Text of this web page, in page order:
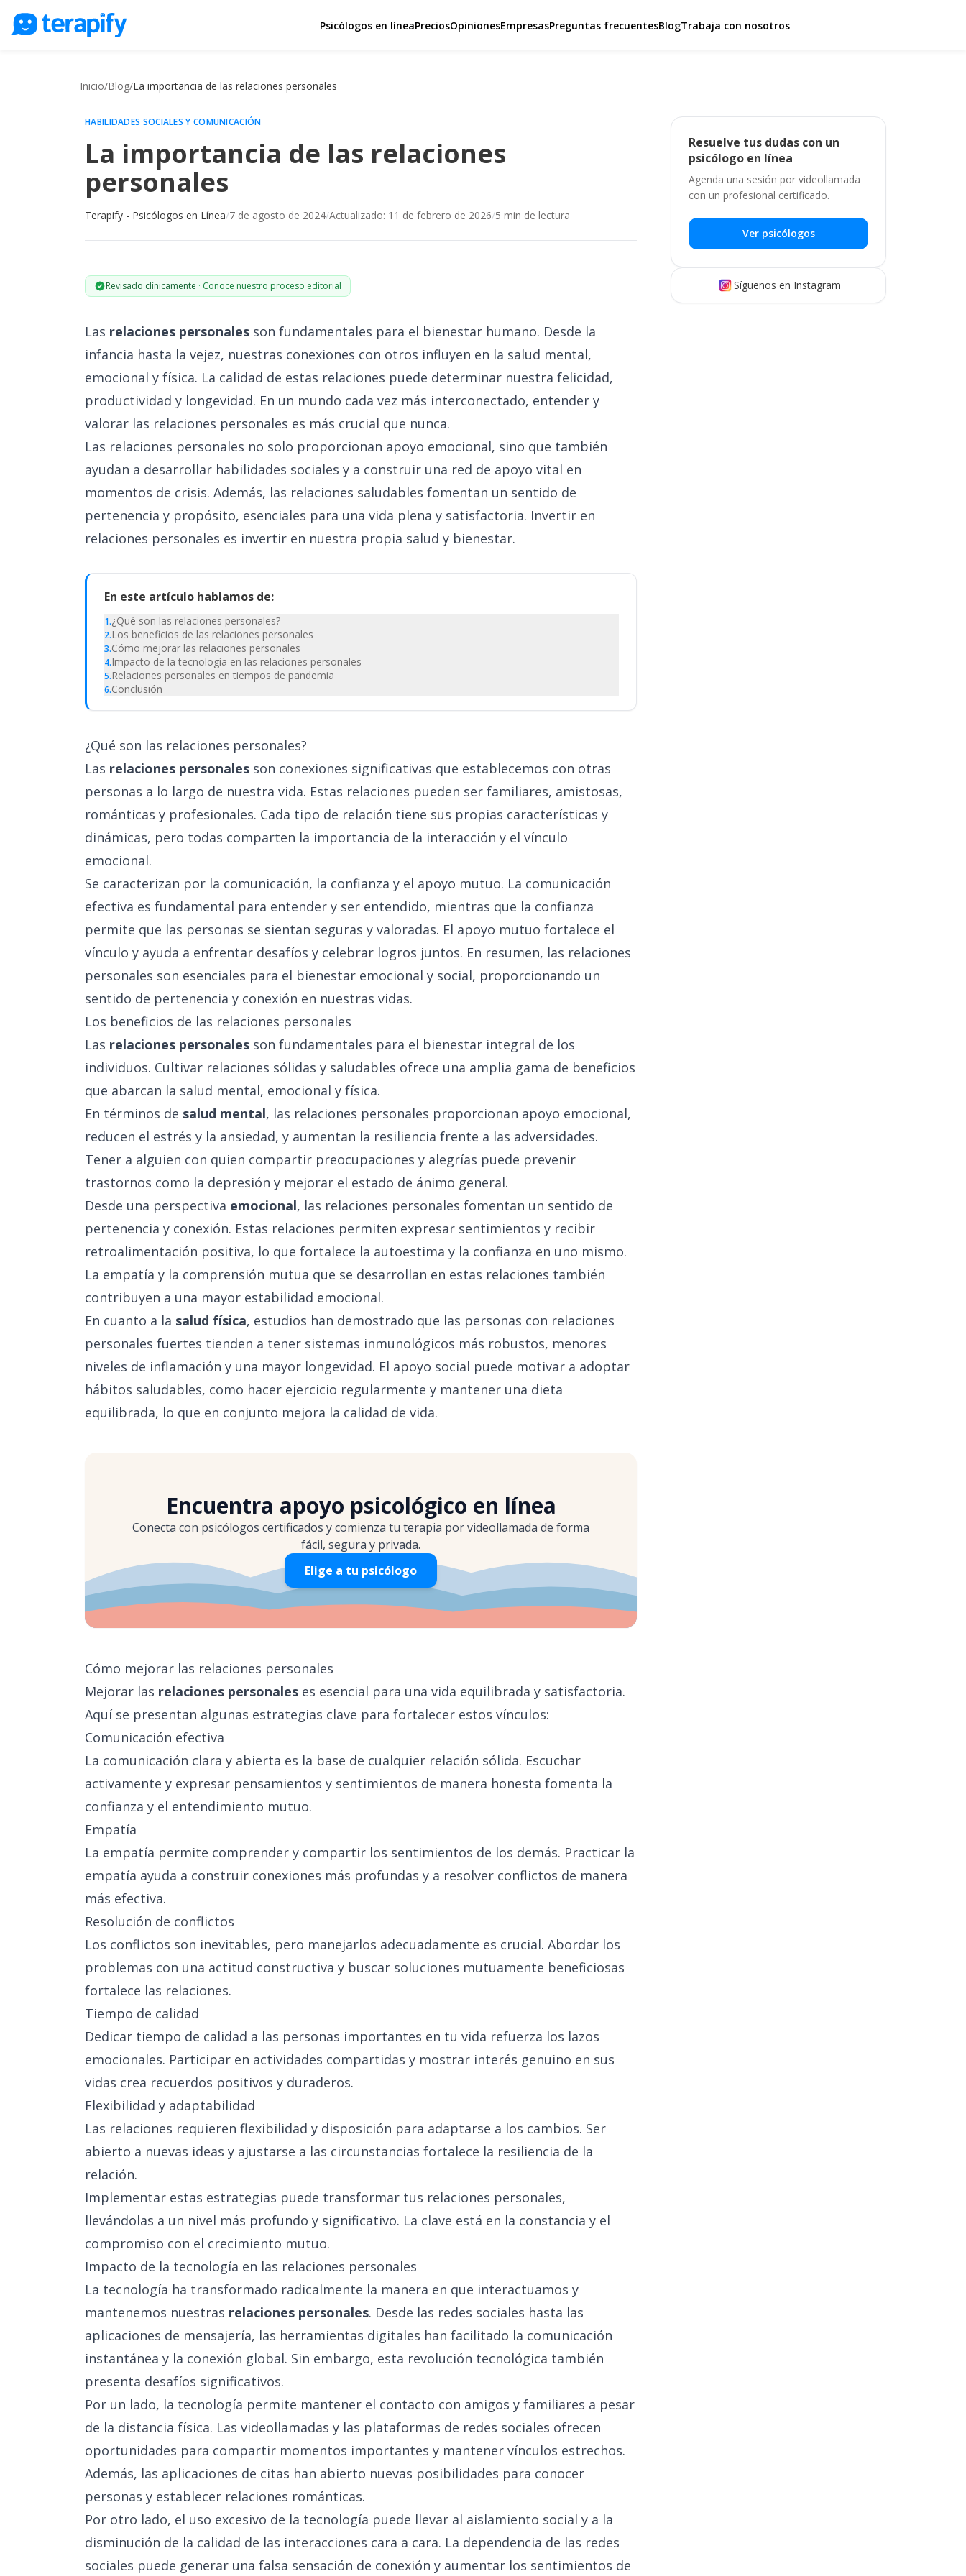
Psicólogos en líneaPreciosOpinionesEmpresasPreguntas frecuentesBlogTrabaja con nosotros
Preguntas frecuentes
Trabaja con nosotros
Inicio/Blog/La importancia de las relaciones personales
HABILIDADES SOCIALES Y COMUNICACIÓN
La importancia de las relaciones
personales
Terapify - Psicólogos en Línea/7 de agosto de 2024/Actualizado: 11 de febrero de 2026/5 min de lectura
Revisado clínicamente · Conoce nuestro proceso editorial
Las relaciones personales son fundamentales para el bienestar humano. Desde la
infancia hasta la vejez, nuestras conexiones con otros influyen en la salud mental,
emocional y física. La calidad de estas relaciones puede determinar nuestra felicidad,
productividad y longevidad. En un mundo cada vez más interconectado, entender y
valorar las relaciones personales es más crucial que nunca.
Las relaciones personales no solo proporcionan apoyo emocional, sino que también
ayudan a desarrollar habilidades sociales y a construir una red de apoyo vital en
momentos de crisis. Además, las relaciones saludables fomentan un sentido de
pertenencia y propósito, esenciales para una vida plena y satisfactoria. Invertir en
relaciones personales es invertir en nuestra propia salud y bienestar.
En este artículo hablamos de:
1.¿Qué son las relaciones personales?
2.Los beneficios de las relaciones personales
3.Cómo mejorar las relaciones personales
4.Impacto de la tecnología en las relaciones personales
5.Relaciones personales en tiempos de pandemia
6.Conclusión
¿Qué son las relaciones personales?
Las relaciones personales son conexiones significativas que establecemos con otras
personas a lo largo de nuestra vida. Estas relaciones pueden ser familiares, amistosas,
románticas y profesionales. Cada tipo de relación tiene sus propias características y
dinámicas, pero todas comparten la importancia de la interacción y el vínculo
emocional.
Se caracterizan por la comunicación, la confianza y el apoyo mutuo. La comunicación
efectiva es fundamental para entender y ser entendido, mientras que la confianza
permite que las personas se sientan seguras y valoradas. El apoyo mutuo fortalece el
vínculo y ayuda a enfrentar desafíos y celebrar logros juntos. En resumen, las relaciones
personales son esenciales para el bienestar emocional y social, proporcionando un
sentido de pertenencia y conexión en nuestras vidas.
Los beneficios de las relaciones personales
Las relaciones personales son fundamentales para el bienestar integral de los
individuos. Cultivar relaciones sólidas y saludables ofrece una amplia gama de beneficios
que abarcan la salud mental, emocional y física.
En términos de salud mental, las relaciones personales proporcionan apoyo emocional,
reducen el estrés y la ansiedad, y aumentan la resiliencia frente a las adversidades.
Tener a alguien con quien compartir preocupaciones y alegrías puede prevenir
trastornos como la depresión y mejorar el estado de ánimo general.
Desde una perspectiva emocional, las relaciones personales fomentan un sentido de
pertenencia y conexión. Estas relaciones permiten expresar sentimientos y recibir
retroalimentación positiva, lo que fortalece la autoestima y la confianza en uno mismo.
La empatía y la comprensión mutua que se desarrollan en estas relaciones también
contribuyen a una mayor estabilidad emocional.
En cuanto a la salud física, estudios han demostrado que las personas con relaciones
personales fuertes tienden a tener sistemas inmunológicos más robustos, menores
niveles de inflamación y una mayor longevidad. El apoyo social puede motivar a adoptar
hábitos saludables, como hacer ejercicio regularmente y mantener una dieta
equilibrada, lo que en conjunto mejora la calidad de vida.
Encuentra apoyo psicológico en línea
Conecta con psicólogos certificados y comienza tu terapia por videollamada de forma
fácil, segura y privada.
Elige a tu psicólogo
Cómo mejorar las relaciones personales
Mejorar las relaciones personales es esencial para una vida equilibrada y satisfactoria.
Aquí se presentan algunas estrategias clave para fortalecer estos vínculos:
Comunicación efectiva
La comunicación clara y abierta es la base de cualquier relación sólida. Escuchar
activamente y expresar pensamientos y sentimientos de manera honesta fomenta la
confianza y el entendimiento mutuo.
Empatía
La empatía permite comprender y compartir los sentimientos de los demás. Practicar la
empatía ayuda a construir conexiones más profundas y a resolver conflictos de manera
más efectiva.
Resolución de conflictos
Los conflictos son inevitables, pero manejarlos adecuadamente es crucial. Abordar los
problemas con una actitud constructiva y buscar soluciones mutuamente beneficiosas
fortalece las relaciones.
Tiempo de calidad
Dedicar tiempo de calidad a las personas importantes en tu vida refuerza los lazos
emocionales. Participar en actividades compartidas y mostrar interés genuino en sus
vidas crea recuerdos positivos y duraderos.
Flexibilidad y adaptabilidad
Las relaciones requieren flexibilidad y disposición para adaptarse a los cambios. Ser
abierto a nuevas ideas y ajustarse a las circunstancias fortalece la resiliencia de la
relación.
Implementar estas estrategias puede transformar tus relaciones personales,
llevándolas a un nivel más profundo y significativo. La clave está en la constancia y el
compromiso con el crecimiento mutuo.
Impacto de la tecnología en las relaciones personales
La tecnología ha transformado radicalmente la manera en que interactuamos y
mantenemos nuestras relaciones personales. Desde las redes sociales hasta las
aplicaciones de mensajería, las herramientas digitales han facilitado la comunicación
instantánea y la conexión global. Sin embargo, esta revolución tecnológica también
presenta desafíos significativos.
Por un lado, la tecnología permite mantener el contacto con amigos y familiares a pesar
de la distancia física. Las videollamadas y las plataformas de redes sociales ofrecen
oportunidades para compartir momentos importantes y mantener vínculos estrechos.
Además, las aplicaciones de citas han abierto nuevas posibilidades para conocer
personas y establecer relaciones románticas.
Por otro lado, el uso excesivo de la tecnología puede llevar al aislamiento social y a la
disminución de la calidad de las interacciones cara a cara. La dependencia de las redes
sociales puede generar una falsa sensación de conexión y aumentar los sentimientos de
Resuelve tus dudas con un
psicólogo en línea
Agenda una sesión por videollamada
con un profesional certificado.
Ver psicólogos
Síguenos en Instagram